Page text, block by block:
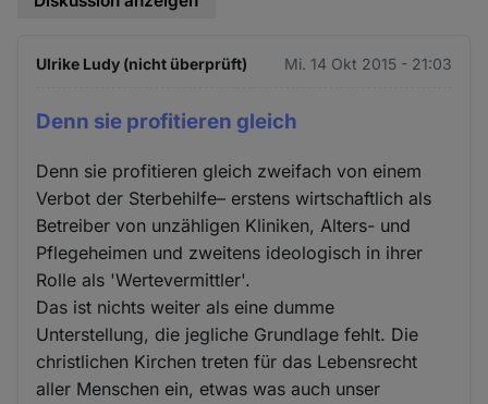
Ulrike Ludy (nicht überprüft) Mi. 14 Okt 2015 - 21:03
Denn sie profitieren gleich
Denn sie profitieren gleich zweifach von einem
Verbot der Sterbehilfe– erstens wirtschaftlich als
Betreiber von unzähligen Kliniken, Alters- und
Pflegeheimen und zweitens ideologisch in ihrer
Rolle als 'Wertevermittler'.
Das ist nichts weiter als eine dumme
Unterstellung, die jegliche Grundlage fehlt. Die
christlichen Kirchen treten für das Lebensrecht
aller Menschen ein, etwas was auch unser